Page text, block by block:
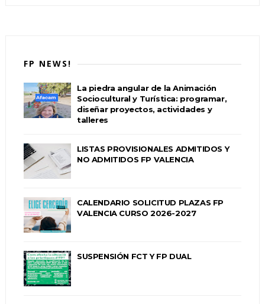
FP NEWS!
La piedra angular de la Animación
Sociocultural y Turística: programar,
diseñar proyectos, actividades y
talleres
LISTAS PROVISIONALES ADMITIDOS Y
NO ADMITIDOS FP VALENCIA
CALENDARIO SOLICITUD PLAZAS FP
VALENCIA CURSO 2026-2027
SUSPENSIÓN FCT Y FP DUAL